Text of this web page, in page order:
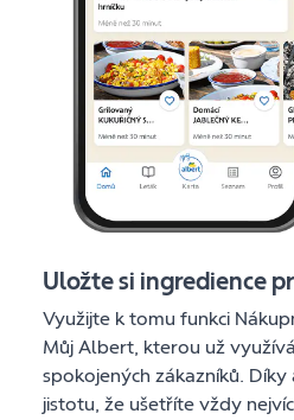
Uložte si ingredience
Využijte k tomu funkci
Můj Albert, kterou už
spokojených zákazníků.
jistotu, že ušetříte vždy